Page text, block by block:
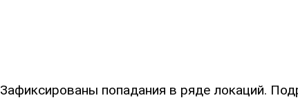
Зафиксированы попадания в ряде локаций.